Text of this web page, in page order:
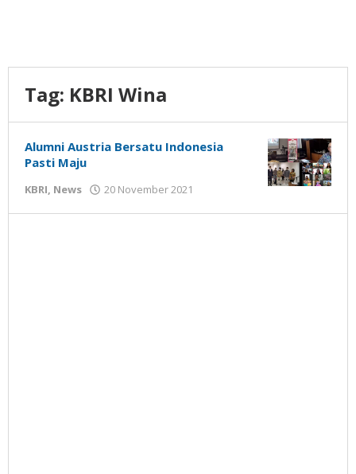
Tag: KBRI Wina
Alumni Austria Bersatu Indonesia
Pasti Maju
KBRI, News 20 November 2021
Susanto